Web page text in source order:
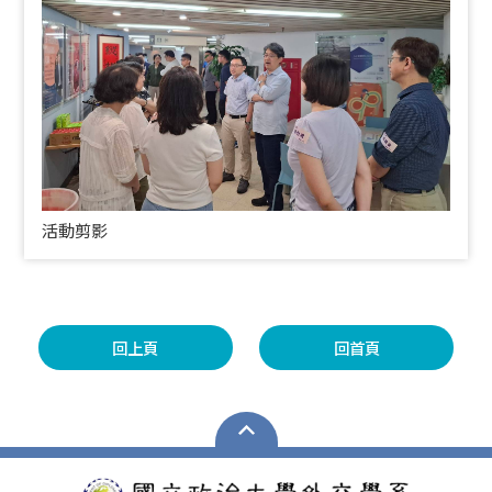
活動剪影
回上頁 回首頁